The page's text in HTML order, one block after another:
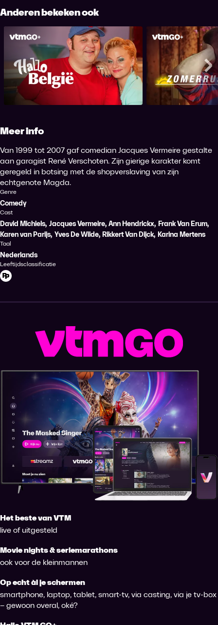
Anderen bekeken ook
Hallo België!
Meer info
Van 1999 tot 2007 gaf comedian Jacques Vermeire gestalte
aan garagist René Verschoten. Zijn gierige karakter komt
geregeld in botsing met de shopverslaving van zijn
echtgenote Magda.
Genre
Comedy
Cast
David Michiels, Jacques Vermeire, Ann Hendrickx, Frank Van Erum,
Karen van Parijs, Yves De Wilde, Rikkert Van Dijck, Karina Mertens
Taal
Nederlands
Leeftijdsclassificatie
Het beste van VTM
live of uitgesteld
Movie nights & seriemarathons
ook voor de kleinmannen
Op echt àl je schermen
smartphone, laptop, tablet, smart-tv, via casting, via je tv-box
– gewoon overal, oké?